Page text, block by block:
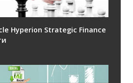
Hyperion Strategic Finance